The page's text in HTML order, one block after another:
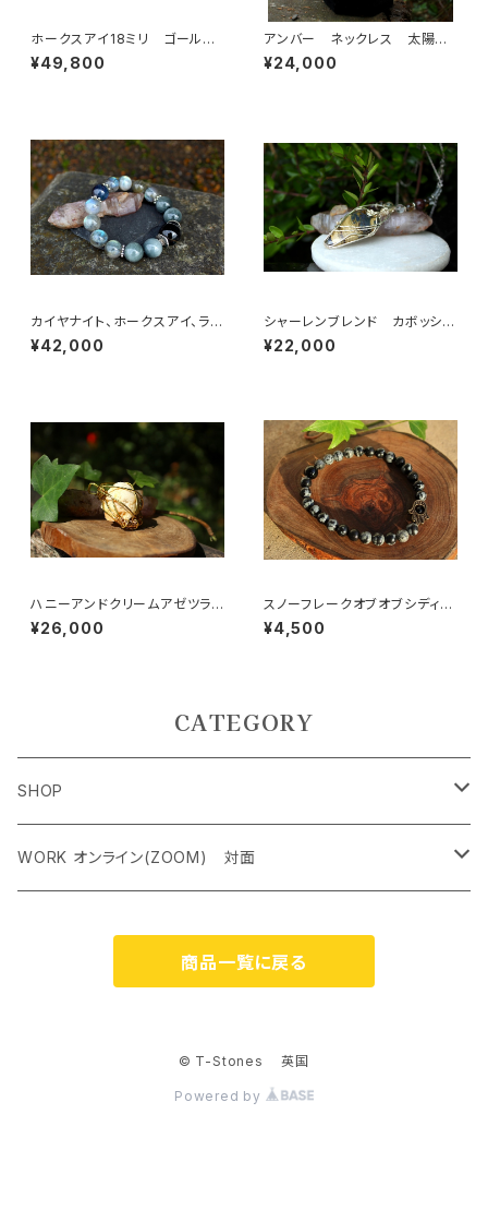
ホークスアイ18ミリ ゴールデ
ンコパールチル シトリン タイ
ガーズアイ 決断力、直感力、金
¥49,800
アンバー ネックレス 太陽の
エネルギーで神秘の力を目覚め
させる
¥24,000
カイヤナイト、ホークスアイ、ラブ
ラドライト 鋭い直感力、決断力、
洞察力を磨き上げる
¥42,000
シャーレンブレンド カボッショ
ン ネックレス 強靭なパワー
で、来世を動かす 夢の実現
¥22,000
ハニーアンドクリームアゼツライ
ト 不安を癒す 至福の波に包
まれる
¥26,000
スノーフレークオブオブシディア
ン6mm ハムサハンド
¥4,500
CATEGORY
SHOP
ペンダントトップ＜レアストーン＞
ケルティック アンド シンボルネックレス
ジェムストーンブレスレット
WORK オンライン(ZOOM) 対面
霊気アチューンメント オンライン（ZOOM） 対面
ストーンカウンセリング オンライン（ZOOM）
商品一覧に戻る
© T-Stones 英国
Powered by